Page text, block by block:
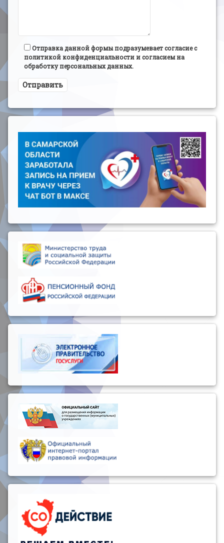
Отправка данной формы подразумевает согласие с
политикой конфиденциальности и согласием на
обработку персональных данных.